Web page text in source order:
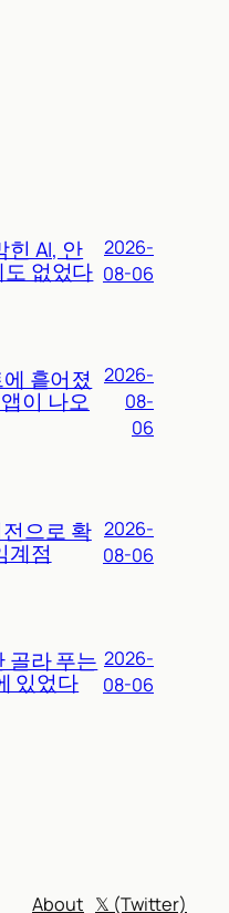
힌 AI, 안
없었다
2026-
08-06
흩어졌
이 나오
2026-
08-
06
으로 확
계점
2026-
08-06
골라 푸는
있었다
2026-
08-06
About 𝕏 (Twitter)